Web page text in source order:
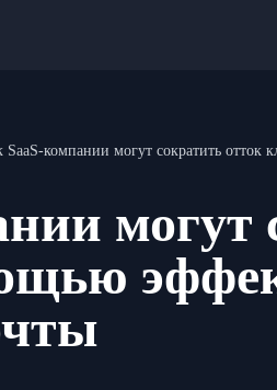
SaaS-компании могут сократить
могут